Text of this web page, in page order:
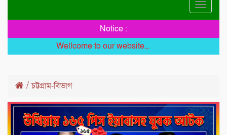
Toggle
Notice :
Wellcome to our website...
/চট্টগ্রাম-বিভাগ